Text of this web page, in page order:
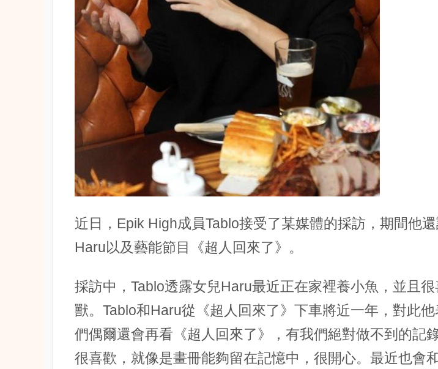
近日，Epik High成員Tablo接受了某媒體的採訪，期間他
Haru以及藝能節目《超人回來了》。
採訪中，Tablo透露女兒Haru最近正在家裡養小魚，並且很
獸。Tablo和Haru從《超人回來了》下車將近一年，對此
們偶爾還會再看《超人回來了》，有我們絕對做不到的記
很喜歡，就像是畫冊能夠留在記憶中，很開心。最近也會